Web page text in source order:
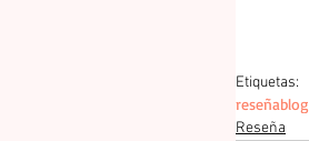
Etiquetas:
reseñablog
Reseña